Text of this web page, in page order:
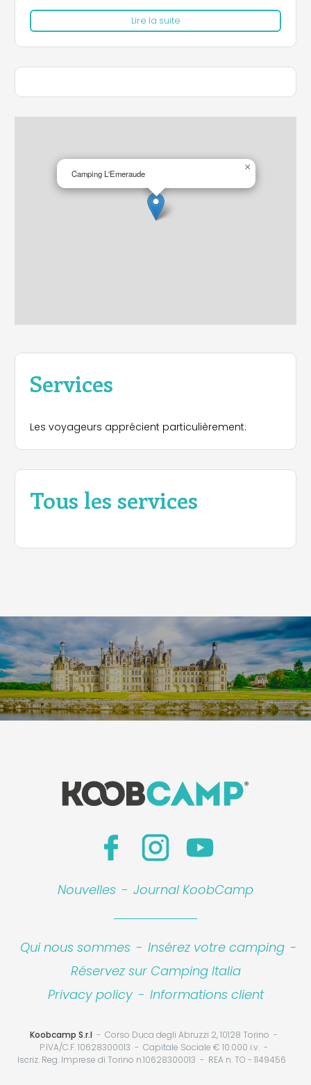
Lire la suite
Camping L'Emeraude
×
Services
Les voyageurs apprécient particulièrement:
Tous les services
Nouvelles - Journal KoobCamp
Qui nous sommes - Insérez votre camping -
Réservez sur Camping Italia
Privacy policy - Informations client
Koobcamp S.r.l
Corso Duca degli Abruzzi 2, 10128 Torino
P.IVA/C.F. 10628300013
Capitale Sociale € 10.000 i.v.
Iscriz. Reg. Imprese di Torino n.10628300013
REA n. TO - 1149456